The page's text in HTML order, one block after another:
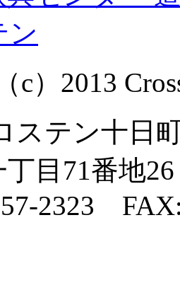
c）2013
ステン十日
目71番地26
2323